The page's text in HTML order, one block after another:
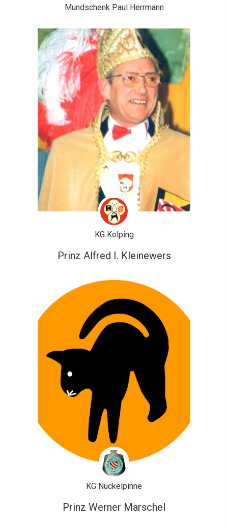
Mundschenk Paul Herrmann
KG Kolping
Prinz Alfred I. Kleinewers
KG Nuckelpinne
Prinz Werner Marschel